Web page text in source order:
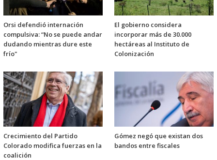
Orsi defendió internación
compulsiva: “No se puede andar
dudando mientras dure este
frío"
El gobierno considera
incorporar más de 30.000
hectáreas al Instituto de
Colonización
Crecimiento del Partido
Colorado modifica fuerzas en la
coalición
Gómez negó que existan dos
bandos entre fiscales